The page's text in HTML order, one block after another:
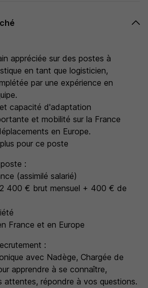
appréciée sur des postes à
en tant que logisticien,
par une expérience en
capacité d'adaptation
et mobilité sur la France
en Europe.
pour ce poste
:
(assimilé salarié)
400 € brut mensuel + 400 € de
France et en Europe
:
avec Nadège, Chargée de
apprendre à se connaître,
attentes, répondre à vos questions.